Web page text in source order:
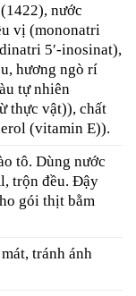
nước
vị (mononatri
5′-inosinat),
hương ngò rí
tự nhiên
thực vật)), chất
(vitamin E)).
tô. Dùng nước
trộn đều. Đậy
gói thịt bằm
tránh ánh